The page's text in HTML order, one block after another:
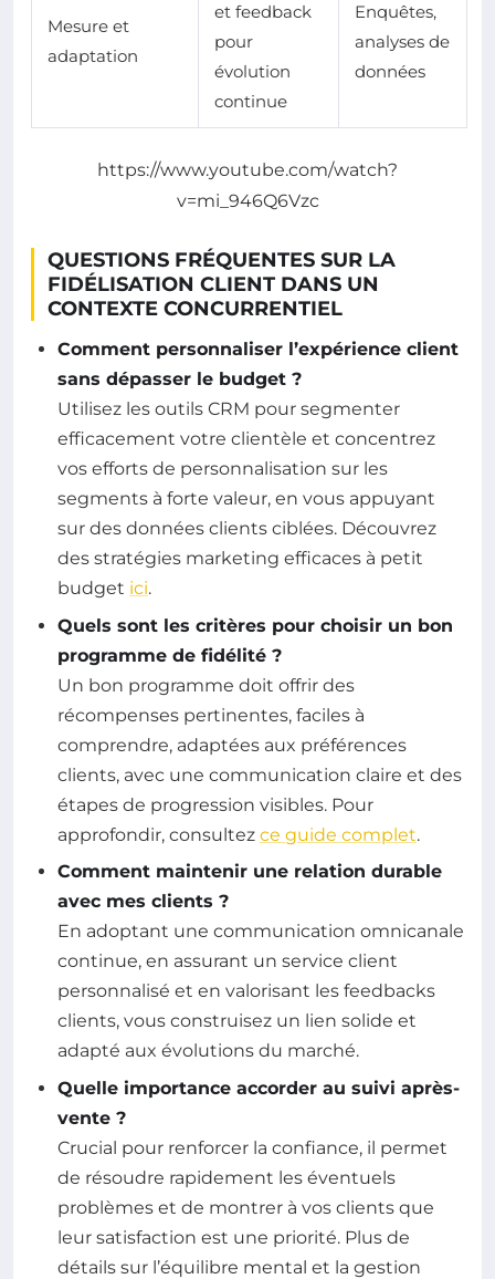
Mesure et
adaptation
et feedback
pour
évolution
continue
Enquêtes,
analyses de
données
https://www.youtube.com/watch?
v=mi_946Q6Vzc
QUESTIONS FRÉQUENTES SUR LA
FIDÉLISATION CLIENT DANS UN
CONTEXTE CONCURRENTIEL
Comment personnaliser l’expérience client
sans dépasser le budget ?
Utilisez les outils CRM pour segmenter
efficacement votre clientèle et concentrez
vos efforts de personnalisation sur les
segments à forte valeur, en vous appuyant
sur des données clients ciblées. Découvrez
des stratégies marketing efficaces à petit
budget ici.
Quels sont les critères pour choisir un bon
programme de fidélité ?
Un bon programme doit offrir des
récompenses pertinentes, faciles à
comprendre, adaptées aux préférences
clients, avec une communication claire et des
étapes de progression visibles. Pour
approfondir, consultez ce guide complet.
Comment maintenir une relation durable
avec mes clients ?
En adoptant une communication omnicanale
continue, en assurant un service client
personnalisé et en valorisant les feedbacks
clients, vous construisez un lien solide et
adapté aux évolutions du marché.
Quelle importance accorder au suivi après-
vente ?
Crucial pour renforcer la confiance, il permet
de résoudre rapidement les éventuels
problèmes et de montrer à vos clients que
leur satisfaction est une priorité. Plus de
détails sur l’équilibre mental et la gestion